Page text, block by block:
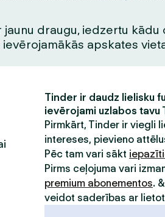
draugu, iedzertu
apskates
Tinder ir daudz lielisku
ievērojami uzlabos
Pirmkārt, Tinder ir viegli
intereses, pievieno
Pēc tam vari sākt
Pirms ceļojuma vari
premium abonementos.
veidot saderības ar